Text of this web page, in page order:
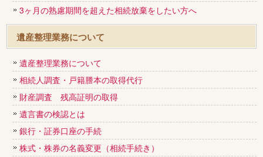
3ヶ月の熟慮期間を超えた相続放棄をしたい方へ
遺産整理業務について
遺産整理業務について
相続人調査・戸籍謄本の取得代行
財産調査 残高証明の取得
遺言書の検認とは
銀行・証券口座の手続
株式・株券の名義変更（相続手続き）